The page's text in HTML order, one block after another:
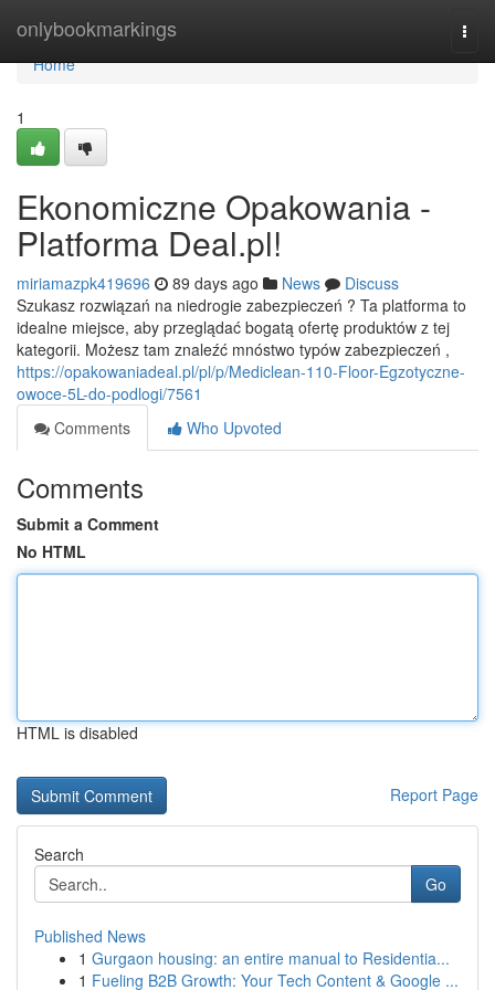
onlybookmarkings
Home
Home
1
Ekonomiczne Opakowania -
Platforma Deal.pl!
miriamazpk419696 89 days ago News
Discuss
Szukasz rozwiązań na niedrogie zabezpieczeń ? Ta platforma to
idealne miejsce, aby przeglądać bogatą ofertę produktów z tej
kategorii. Możesz tam znaleźć mnóstwo typów zabezpieczeń ,
https://opakowaniadeal.pl/pl/p/Mediclean-110-Floor-Egzotyczne-
owoce-5L-do-podlogi/7561
Comments
Who Upvoted
Comments
Submit a Comment
No HTML
HTML is disabled
Report Page
Search
Go
Published News
1 Gurgaon housing: an entire manual to Residentia...
1 Fueling B2B Growth: Your Tech Content & Google ...